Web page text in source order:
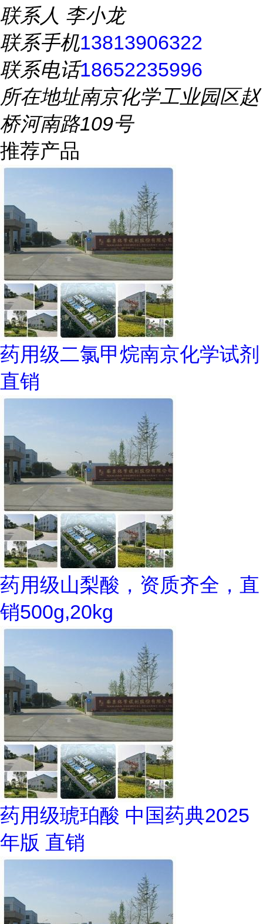
联系人 李小龙
联系手机13813906322
联系电话18652235996
所在地址南京化学工业园区赵
桥河南路109号
推荐产品
药用级二氯甲烷南京化学试剂
直销
药用级山梨酸，资质齐全，直
销500g,20kg
药用级琥珀酸 中国药典2025
年版 直销